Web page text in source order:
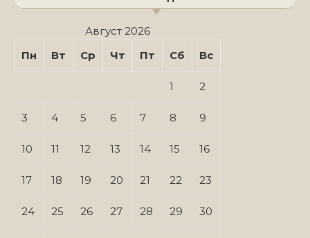
Август 2026
Пн
Вт Ср Чт Пт Сб Вс
1 2
3 4 5 6 7 8 9
10 11 12 13 14 15 16
17 18 19 20 21 22 23
24 25 26 27 28 29 30